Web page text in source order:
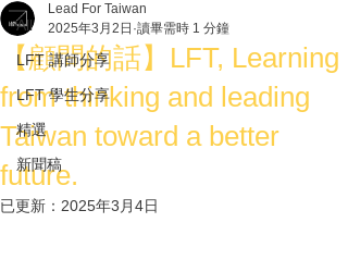
All
LFT 講師分享
LFT 學生分享
精選
新聞稿
【顧問的話】LFT, Learning
from thinking and leading
Taiwan toward a better
future.
Lead For Taiwan
2025年3月2日 讀畢需時 1 分鐘
已更新： 2025年3月4日